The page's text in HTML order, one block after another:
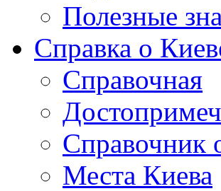
Полезные
Справка о
Справочная
Справочник
Места Киева